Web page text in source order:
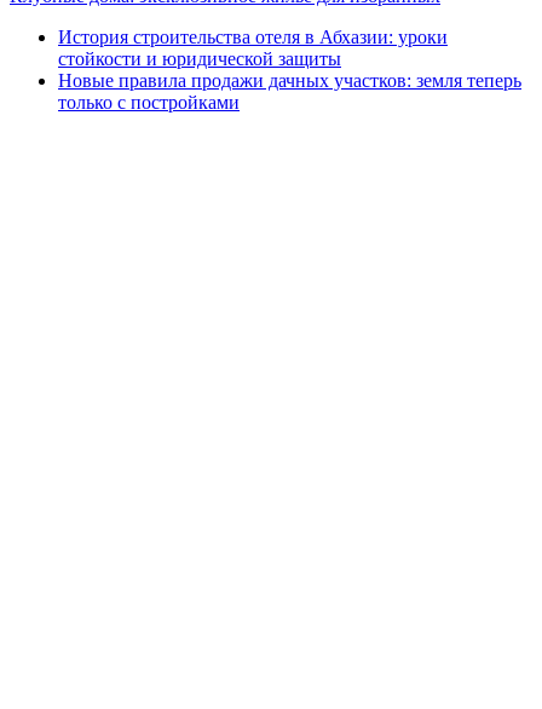
История строительства отеля в Абхазии: уроки
стойкости и юридической защиты
Новые правила продажи дачных участков: земля теперь
только с постройками